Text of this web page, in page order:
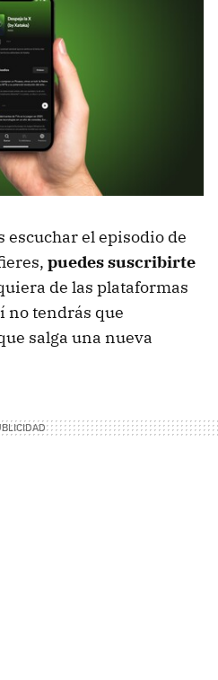
el episodio de
puedes suscribirte
de las plataformas
no tendrás que
salga una nueva